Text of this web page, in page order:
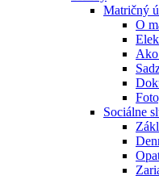
Matričný
O
Sociálne